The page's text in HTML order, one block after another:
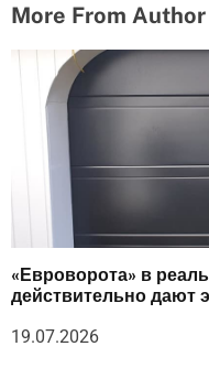
More From Author
«Евроворота» в
действительно дают
19.07.2026